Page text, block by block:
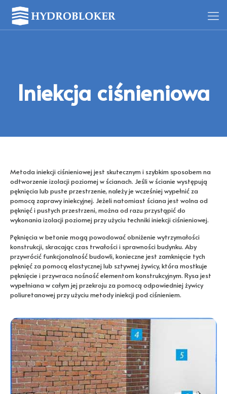
Iniekcja ciśnieniowa
Metoda iniekcji ciśnieniowej jest skutecznym i szybkim sposobem na
odtworzenie izolacji poziomej w ścianach. Jeśli w ścianie występują
pęknięcia lub puste przestrzenie, należy je wcześniej wypełnić za
pomocą zaprawy iniekcyjnej. Jeżeli natomiast ściana jest wolna od
pęknięć i pustych przestrzeni, można od razu przystąpić do
wykonania izolacji poziomej przy użyciu techniki iniekcji ciśnieniowej.
Pęknięcia w betonie mogą powodować obniżenie wytrzymałości
konstrukcji, skracając czas trwałości i sprawności budynku. Aby
przywrócić funkcjonalność budowli, konieczne jest zamknięcie tych
pęknięć za pomocą elastycznej lub sztywnej żywicy, która mostkuje
pęknięcie i przywraca nośność elementom konstrukcyjnym. Rysa jest
wypełniana w całym jej przekroju za pomocą odpowiedniej żywicy
poliuretanowej przy użyciu metody iniekcji pod ciśnieniem.